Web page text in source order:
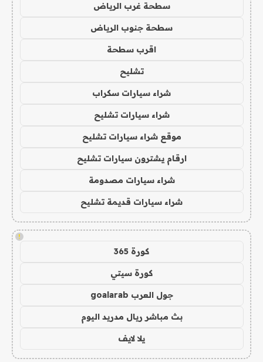
سطحة غرب الرياض
سطحة جنوب الرياض
اقرب سطحة
تشليح
شراء سيارات سكراب
شراء سيارات تشليح
موقع شراء سيارات تشليح
ارقام يشترون سيارات تشليح
شراء سيارات مصدومة
شراء سيارات قديمة تشليح
!
كورة 365
كورة سيتي
جول العرب goalarab
بث مباشر ريال مدريد اليوم
يلا لايف